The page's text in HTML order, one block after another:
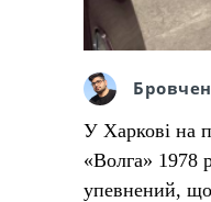
У Харкові на
«Волга» 1978
упевнений, що